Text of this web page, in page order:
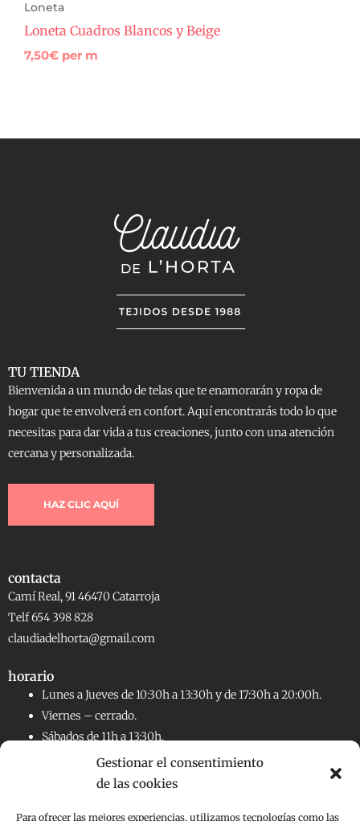
Gestionar el consentimiento
de las cookies
Para ofrecer las mejores experiencias, utilizamos tecnologías como las
Loneta
Loneta Cuadros Blancos y Beige
7,50€ per m
TU TIENDA
Bienvenida a un mundo de telas que te enamorarán y ropa de
hogar que te envolverá en confort. Aquí encontrarás todo lo que
necesitas para dar vida a tus creaciones, junto con una atención
cercana y personalizada.
HAZ CLIC AQUÍ
contacta
Camí Real, 91 46470 Catarroja
Telf 654 398 828
claudiadelhorta@gmail.com
horario
Lunes a Jueves de 10:30h a 13:30h y de 17:30h a 20:00h.
Viernes – cerrado.
Sábados de 11h a 13:30h.